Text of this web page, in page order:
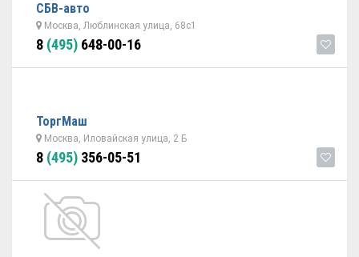
СБВ-авто
Москва, Люблинская улица, 68с1
8 (495) 648-00-16
ТоргМаш
Москва, Иловайская улица, 2 Б
8 (495) 356-05-51